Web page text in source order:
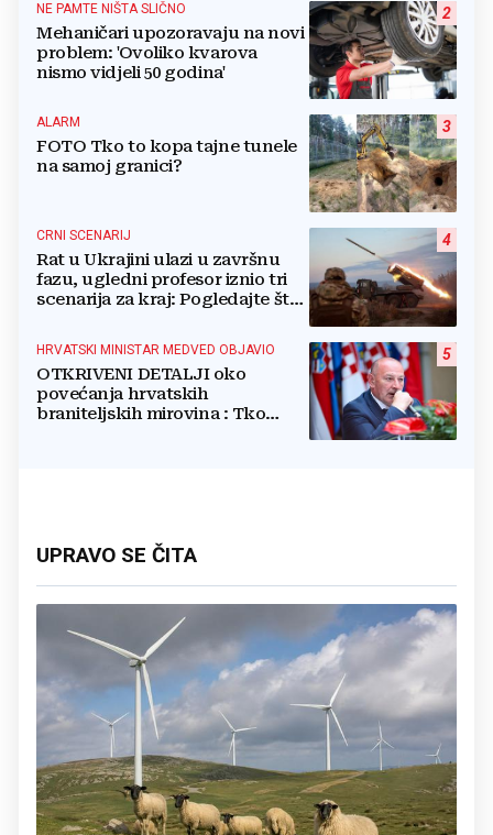
2
NE PAMTE NIŠTA SLIČNO
Mehaničari upozoravaju na novi
problem: 'Ovoliko kvarova
nismo vidjeli 50 godina'
3
ALARM
FOTO Tko to kopa tajne tunele
na samoj granici?
4
CRNI SCENARIJ
Rat u Ukrajini ulazi u završnu
fazu, ugledni profesor iznio tri
scenarija za kraj: Pogledajte što
5
HRVATSKI MINISTAR MEDVED OBJAVIO
OTKRIVENI DETALJI oko
povećanja hrvatskih
braniteljskih mirovina : Tko
UPRAVO SE ČITA